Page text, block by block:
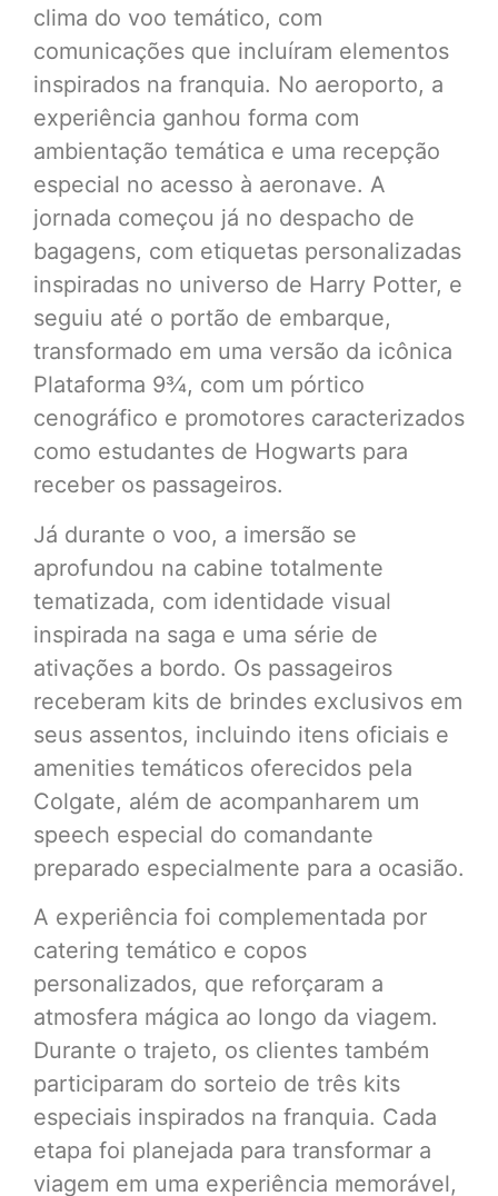
clima do voo temático, com
comunicações que incluíram elementos
inspirados na franquia. No aeroporto, a
experiência ganhou forma com
ambientação temática e uma recepção
especial no acesso à aeronave. A
jornada começou já no despacho de
bagagens, com etiquetas personalizadas
inspiradas no universo de Harry Potter, e
seguiu até o portão de embarque,
transformado em uma versão da icônica
Plataforma 9¾, com um pórtico
cenográfico e promotores caracterizados
como estudantes de Hogwarts para
receber os passageiros.
Já durante o voo, a imersão se
aprofundou na cabine totalmente
tematizada, com identidade visual
inspirada na saga e uma série de
ativações a bordo. Os passageiros
receberam kits de brindes exclusivos em
seus assentos, incluindo itens oficiais e
amenities temáticos oferecidos pela
Colgate, além de acompanharem um
speech especial do comandante
preparado especialmente para a ocasião.
A experiência foi complementada por
catering temático e copos
personalizados, que reforçaram a
atmosfera mágica ao longo da viagem.
Durante o trajeto, os clientes também
participaram do sorteio de três kits
especiais inspirados na franquia. Cada
etapa foi planejada para transformar a
viagem em uma experiência memorável,